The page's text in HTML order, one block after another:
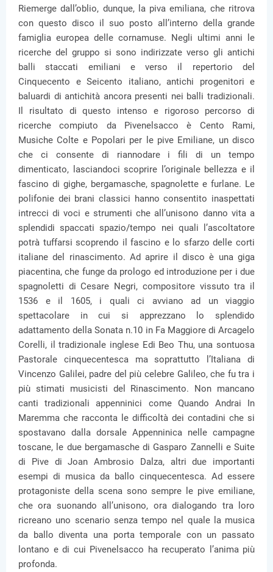
Riemerge dall’oblio, dunque, la piva emiliana, che ritrova
con questo disco il suo posto all’interno della grande
famiglia europea delle cornamuse. Negli ultimi anni le
ricerche del gruppo si sono indirizzate verso gli antichi
balli staccati emiliani e verso il repertorio del
Cinquecento e Seicento italiano, antichi progenitori e
baluardi di antichità ancora presenti nei balli tradizionali.
Il risultato di questo intenso e rigoroso percorso di
ricerche compiuto da Pivenelsacco è Cento Rami,
Musiche Colte e Popolari per le pive Emiliane, un disco
che ci consente di riannodare i fili di un tempo
dimenticato, lasciandoci scoprire l’originale bellezza e il
fascino di gighe, bergamasche, spagnolette e furlane. Le
polifonie dei brani classici hanno consentito inaspettati
intrecci di voci e strumenti che all’unisono danno vita a
splendidi spaccati spazio/tempo nei quali l’ascoltatore
potrà tuffarsi scoprendo il fascino e lo sfarzo delle corti
italiane del rinascimento. Ad aprire il disco è una giga
piacentina, che funge da prologo ed introduzione per i due
spagnoletti di Cesare Negri, compositore vissuto tra il
1536 e il 1605, i quali ci avviano ad un viaggio
spettacolare in cui si apprezzano lo splendido
adattamento della Sonata n.10 in Fa Maggiore di Arcagelo
Corelli, il tradizionale inglese Edi Beo Thu, una sontuosa
Pastorale cinquecentesca ma soprattutto l’Italiana di
Vincenzo Galilei, padre del più celebre Galileo, che fu tra i
più stimati musicisti del Rinascimento. Non mancano
canti tradizionali appenninici come Quando Andrai In
Maremma che racconta le difficoltà dei contadini che si
spostavano dalla dorsale Appenninica nelle campagne
toscane, le due bergamasche di Gasparo Zannelli e Suite
di Pive di Joan Ambrosio Dalza, altri due importanti
esempi di musica da ballo cinquecentesca. Ad essere
protagoniste della scena sono sempre le pive emiliane,
che ora suonando all’unisono, ora dialogando tra loro
ricreano uno scenario senza tempo nel quale la musica
da ballo diventa una porta temporale con un passato
lontano e di cui Pivenelsacco ha recuperato l’anima più
profonda.